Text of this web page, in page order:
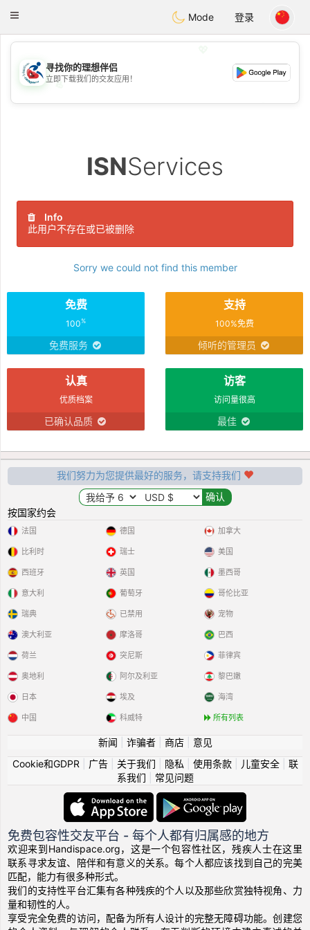
Handi Space
Toggle
Mode 登录
💖
💕
寻找你的理想伴侣
立即下载我们的交友应用！
ISNServices
Info
此用户不存在或已被删除
Sorry we could not find this member
免费
100%
免费服务
支持
100%免费
倾听的管理员
认真
优质档案
已确认品质
访客
访问量很高
最佳
我们努力为您提供最好的服务，请支持我们
按国家约会
法国
比利时
西班牙
意大利
瑞典
德国
瑞士
英国
葡萄牙
已禁用
加拿大
美国
墨西哥
哥伦比亚
宠物
澳大利亚
荷兰
奥地利
日本
中国
摩洛哥
突尼斯
阿尔及利亚
埃及
科威特
巴西
菲律宾
黎巴嫩
海湾
所有列表
新闻 诈骗者| 商店| 意见
Cookie和GDPR
广告| 关于我们 隐私 使用条款| 儿童安全| 联
系我们
常见问题
免费包容性交友平台 - 每个人都有归属感的地方
欢迎来到Handispace.org，这是一个包容性社区，残疾人士在这里
联系寻求友谊、陪伴和有意义的关系。每个人都应该找到自己的完美
匹配，能力有很多种形式。
我们的支持性平台汇集有各种残疾的个人以及那些欣赏独特视角、力
量和韧性的人。
享受完全免费的访问，配备为所有人设计的完整无障碍功能。创建您